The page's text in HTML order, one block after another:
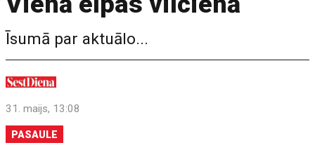
Īsumā par aktuālo...
31. maijs, 13:08
PASAULE